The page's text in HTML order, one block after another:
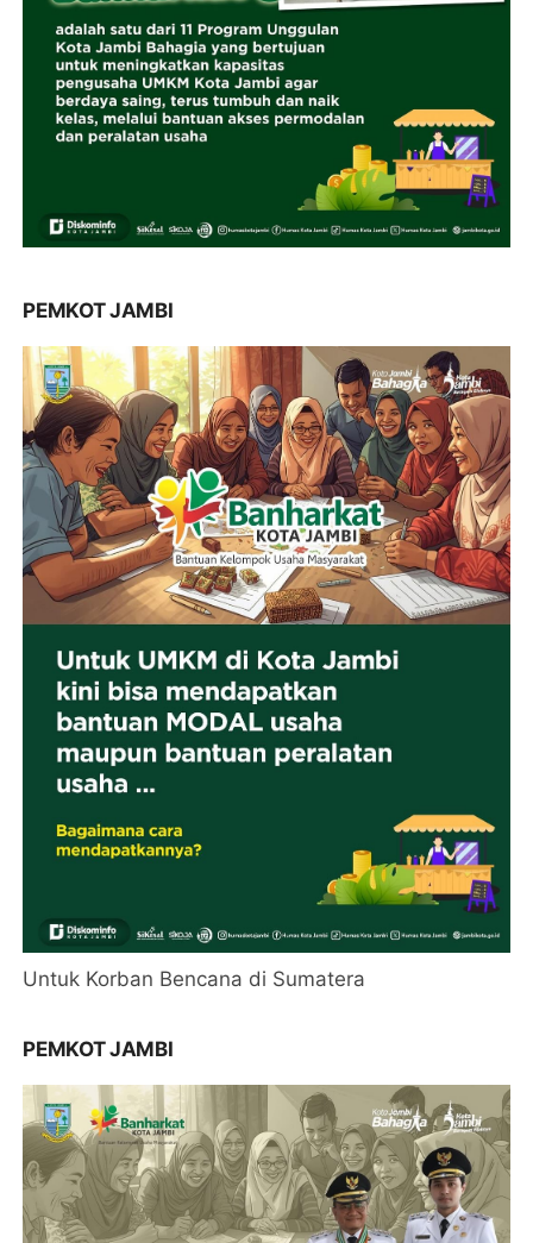
PEMKOT JAMBI
Untuk Korban Bencana di Sumatera
PEMKOT JAMBI